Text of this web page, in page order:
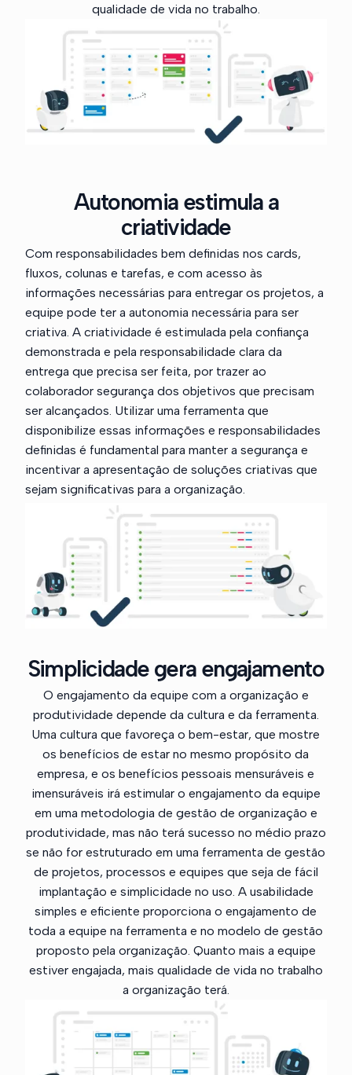
qualidade de vida no trabalho.
Autonomia estimula a
criatividade
Com responsabilidades bem definidas nos cards,
fluxos, colunas e tarefas, e com acesso às
informações necessárias para entregar os projetos, a
equipe pode ter a autonomia necessária para ser
criativa. A criatividade é estimulada pela confiança
demonstrada e pela responsabilidade clara da
entrega que precisa ser feita, por trazer ao
colaborador segurança dos objetivos que precisam
ser alcançados. Utilizar uma ferramenta que
disponibilize essas informações e responsabilidades
definidas é fundamental para manter a segurança e
incentivar a apresentação de soluções criativas que
sejam significativas para a organização.
Simplicidade gera engajamento
O engajamento da equipe com a organização e
produtividade depende da cultura e da ferramenta.
Uma cultura que favoreça o bem-estar, que mostre
os benefícios de estar no mesmo propósito da
empresa, e os benefícios pessoais mensuráveis e
imensuráveis irá estimular o engajamento da equipe
em uma metodologia de gestão de organização e
produtividade, mas não terá sucesso no médio prazo
se não for estruturado em uma ferramenta de gestão
de projetos, processos e equipes que seja de fácil
implantação e simplicidade no uso. A usabilidade
simples e eficiente proporciona o engajamento de
toda a equipe na ferramenta e no modelo de gestão
proposto pela organização. Quanto mais a equipe
estiver engajada, mais qualidade de vida no trabalho
a organização terá.